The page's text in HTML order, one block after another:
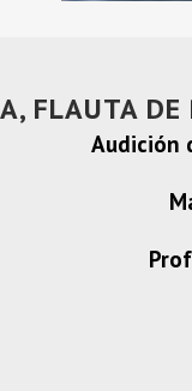
FLAUTA DE
Audición